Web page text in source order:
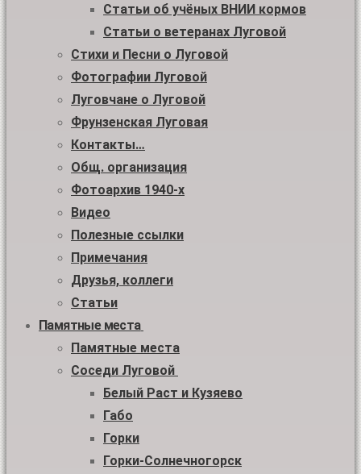
Статьи об учёных ВНИИ кормов
Статьи о ветеранах Луговой
Стихи и Песни о Луговой
Фотографии Луговой
Луговчане о Луговой
Фрунзенская Луговая
Контакты…
Общ. организация
Фотоархив 1940-х
Видео
Полезные ссылки
Примечания
Друзья, коллеги
Статьи
Памятные места
Памятные места
Соседи Луговой
Белый Раст и Кузяево
Габо
Горки
Горки-Солнечногорск